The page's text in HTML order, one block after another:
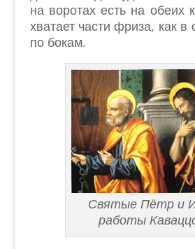
на воротах есть на обеих
хватает части фриза, как в
по бокам.
Святые Пётр и
работы